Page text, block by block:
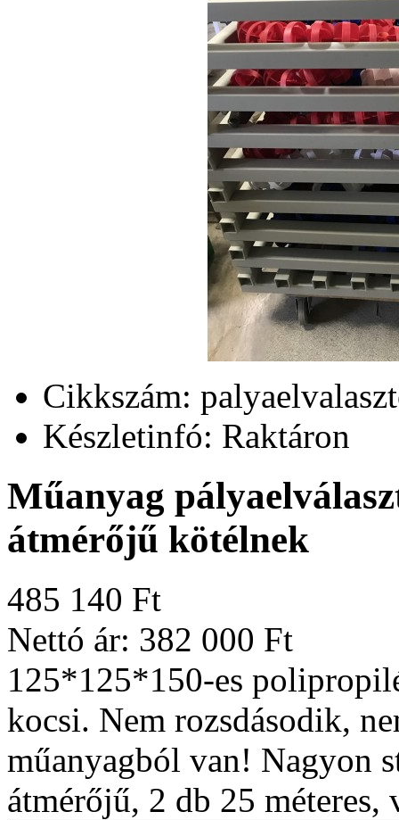
Cikkszám:
Készletinfó: Raktáron
Műanyag
átmérőjű kötélnek
485 140 Ft
Nettó ár: 382 000 Ft
125*125*150-es
kocsi. Nem rozsdásodik,
műanyagból van! Nagyon
átmérőjű, 2 db 25 méteres,